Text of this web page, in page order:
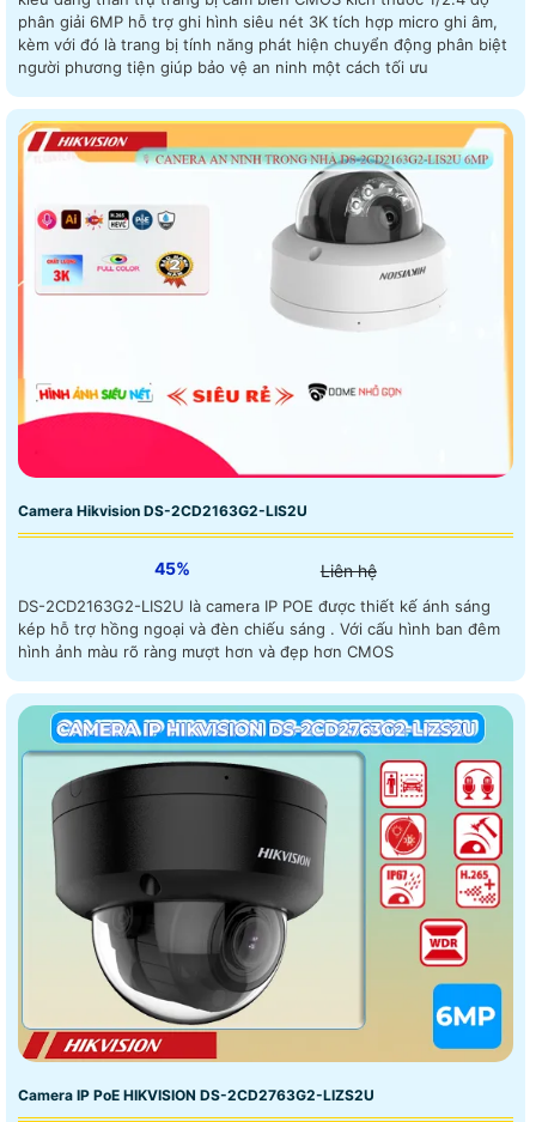
phân giải 6MP hỗ trợ ghi hình siêu nét 3K tích hợp micro ghi âm,
kèm với đó là trang bị tính năng phát hiện chuyển động phân biệt
người phương tiện giúp bảo vệ an ninh một cách tối ưu
Camera Hikvision DS-2CD2163G2-LIS2U
45% Liên hệ
DS-2CD2163G2-LIS2U là camera IP POE được thiết kế ánh sáng
kép hỗ trợ hồng ngoại và đèn chiếu sáng . Với cấu hình ban đêm
hình ảnh màu rõ ràng mượt hơn và đẹp hơn CMOS
Camera IP PoE HIKVISION DS-2CD2763G2-LIZS2U